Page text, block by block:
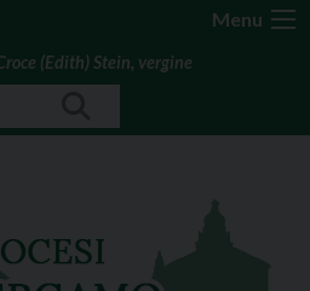
Menu
(Edith) Stein, vergine